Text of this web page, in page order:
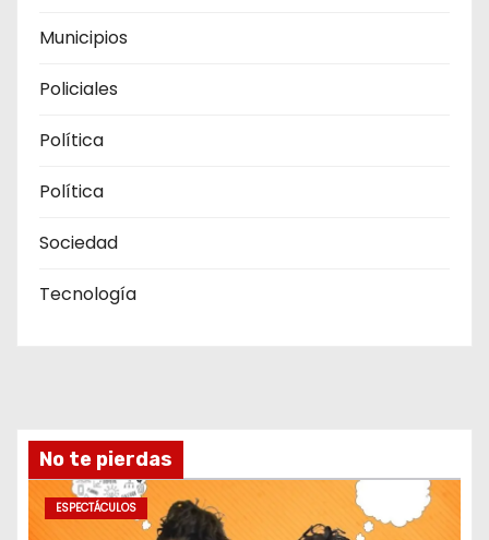
Municipios
Policiales
Política
Política
Sociedad
Tecnología
No te pierdas
ESPECTÁCULOS